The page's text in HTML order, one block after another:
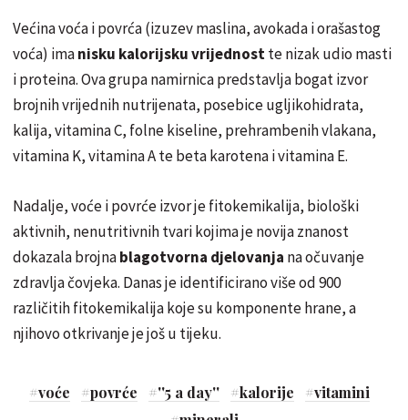
Većina voća i povrća (izuzev maslina, avokada i orašastog
voća) imanisku kalorijsku vrijednostte nizak udio masti
i proteina. Ova grupa namirnica predstavlja bogat izvor
brojnih vrijednih nutrijenata, posebice ugljikohidrata,
kalija, vitamina C, folne kiseline, prehrambenih vlakana,
vitamina K, vitamina A te beta karotena i vitamina E.
Nadalje, voće i povrće izvor je fitokemikalija, biološki
aktivnih, nenutritivnih tvari kojima je novija znanost
dokazala brojnablagotvorna djelovanja na očuvanje
zdravlja čovjeka. Danas je identificirano više od 900
različitih fitokemikalija koje su komponente hrane, a
njihovo otkrivanje je još u tijeku.
#voće #povrće #''5 a day'' #kalorije #vitamini